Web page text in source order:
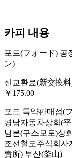
카피 내용
포드(フォード) 공
ン)
신교환료(新交換
￥175.00
포드 특약판매점(
평남자동차상회(
남본(구스모토)상
조선철도주식회사
賣所) 부산(釜山)